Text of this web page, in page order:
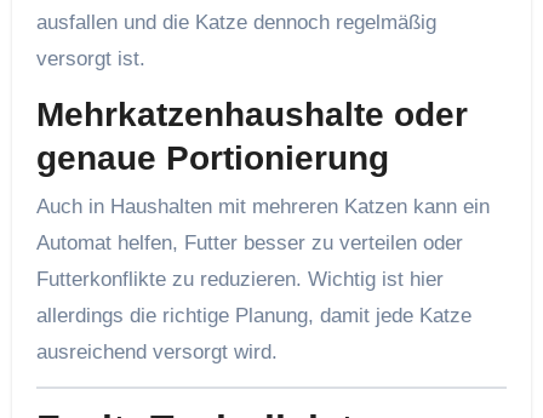
ausfallen und die Katze dennoch regelmäßig
versorgt ist.
Mehrkatzenhaushalte oder
genaue Portionierung
Auch in Haushalten mit mehreren Katzen kann ein
Automat helfen, Futter besser zu verteilen oder
Futterkonflikte zu reduzieren. Wichtig ist hier
allerdings die richtige Planung, damit jede Katze
ausreichend versorgt wird.